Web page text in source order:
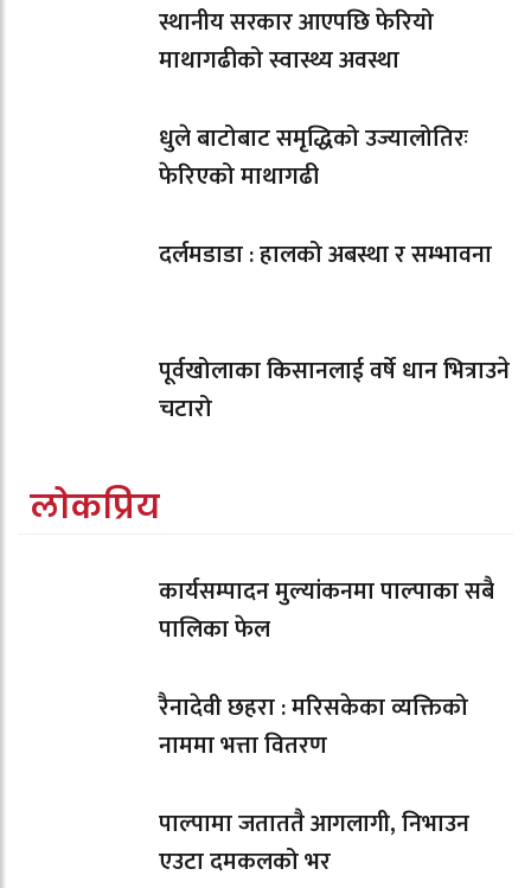
स्थानीय सरकार आएपछि फेरियो
माथागढीको स्वास्थ्य अवस्था
धुले बाटोबाट समृद्धिको उज्यालोतिरः
फेरिएको माथागढी
दर्लमडाडा : हालको अबस्था र सम्भावना
पूर्वखोलाका किसानलाई वर्षे धान भित्राउने
चटारो
लोकप्रिय
कार्यसम्पादन मुल्यांकनमा पाल्पाका सबै
पालिका फेल
रैनादेवी छहरा : मरिसकेका व्यक्तिको
नाममा भत्ता वितरण
पाल्पामा जताततै आगलागी, निभाउन
एउटा दमकलको भर